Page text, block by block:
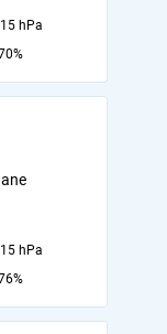
hPa
hPa